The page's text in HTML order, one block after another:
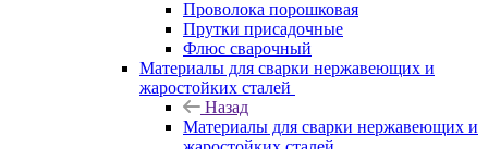
Проволока порошковая
Прутки присадочные
Флюс сварочный
Материалы для сварки нержавеющих и
жаростойких сталей
Назад
Материалы для сварки нержавеющих и